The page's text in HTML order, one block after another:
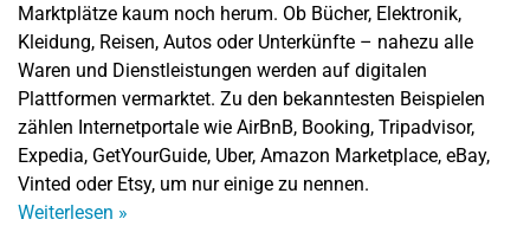
Marktplätze kaum noch herum. Ob Bücher, Elektronik,
Kleidung, Reisen, Autos oder Unterkünfte – nahezu alle
Waren und Dienstleistungen werden auf digitalen
Plattformen vermarktet. Zu den bekanntesten Beispielen
zählen Internetportale wie AirBnB, Booking, Tripadvisor,
Expedia, GetYourGuide, Uber, Amazon Marketplace, eBay,
Vinted oder Etsy, um nur einige zu nennen.
Weiterlesen »